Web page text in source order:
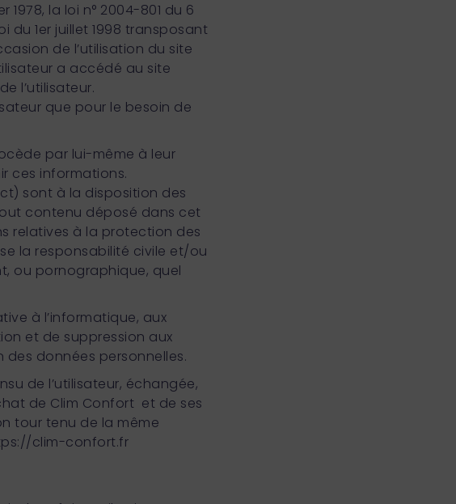
la loi n° 2004-801 du 6
du 1er juillet 1998 transposant
de l’utilisation du site
a accédé au site
l’utilisateur.
que pour le besoin de
par lui-même à leur
ces informations.
sont à la disposition des
contenu déposé dans cet
relatives à la protection des
la responsabilité civile et/ou
ou pornographique, quel
à l’informatique, aux
et de suppression aux
données personnelles.
de l’utilisateur, échangée,
de Clim Confort et de ses
tour tenu de la même
clim-confort.fr